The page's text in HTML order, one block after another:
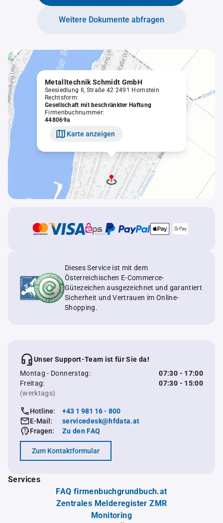
Weitere Dokumente abfragen
Metalltechnik Schmidt GmbH
Seesiedlung II, Straße 42 2491 Hornstein
Rechtsform:
Gesellschaft mit beschränkter Haftung
Firmenbuchnummer:
448069a
Karte anzeigen
Dieses Service ist mit dem
Österreichischen E-Commerce-
Gütezeichen ausgezeichnet und garantiert
Sicherheit und Vertrauen im Online-
Shopping.
Unser Support-Team ist für Sie da!
Montag - Donnerstag:
07:30 - 17:00
Freitag:
07:30 - 15:00
(werktags)
Hotline:
+43 1 981 16 - 800
E-Mail:
servicedesk@hfdata.at
Fragen:
Zu den FAQ
Zum Kontaktformular
Services
FAQ firmenbuchgrundbuch.at
Zentrales Melderegister ZMR
Monitoring